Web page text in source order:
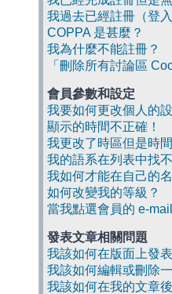
我過去已經註冊（登
COPPA 是甚麼？
我為什麼不能註冊？
「刪除所有討論區
會員參數和設定
我要如何更改個人的
顯示的時間不正確！
我更改了時區但是時
我的語系在列表中找不
我如何才能在自己的
如何改變我的等級？
當我點選會員的 e-
發表文章相關問題
我該如何在版面上發
我該如何編輯或刪除
我該如何在我的文章